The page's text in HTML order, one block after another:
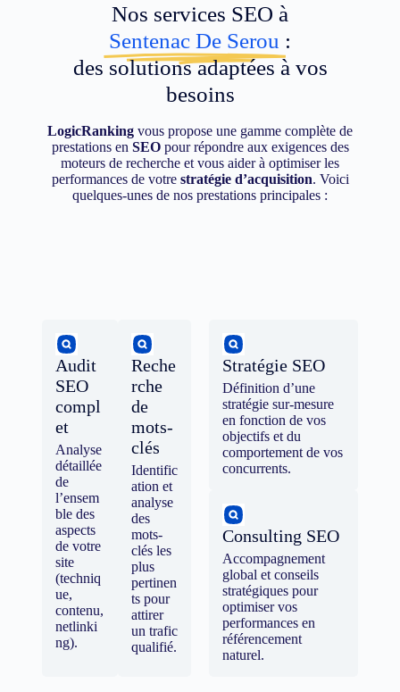
Nos services SEO à
Sentenac De Serou :
des solutions adaptées à vos
besoins
LogicRanking vous propose une gamme complète de
prestations en SEOpour répondre aux exigences des
moteurs de recherche et vous aider à optimiser les
performances de votre stratégie d’acquisition. Voici
quelques-unes de nos prestations principales :
Audit
SEO
compl
et
Analyse
détaillée
de
l’ensem
ble des
aspects
de votre
site
(techniq
ue,
contenu,
netlinki
ng).
Reche
rche
de
mots-
clés
Identific
ation et
analyse
des
mots-
clés les
plus
pertinen
ts pour
attirer
un trafic
qualifié.
Stratégie SEO
Définition d’une
stratégie sur-mesure
en fonction de vos
objectifs et du
comportement de vos
concurrents.
Consulting SEO
Accompagnement
global et conseils
stratégiques pour
optimiser vos
performances en
référencement
naturel.